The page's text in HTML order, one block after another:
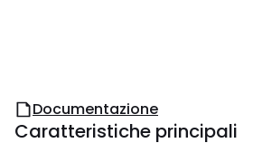
Documentazione
Caratteristiche principali